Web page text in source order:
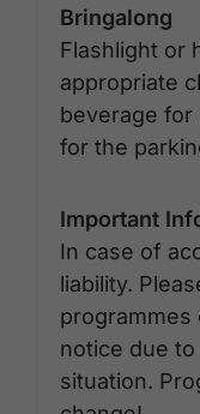
Bringalong
Flashlight or
appropriate
beverage for
for the
Important
In case of
liability.
programmes
notice due
situation.